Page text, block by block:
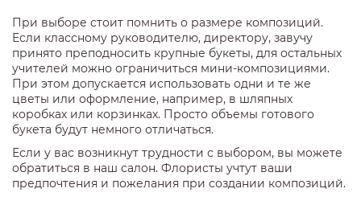
При выборе стоит помнить о размере композиций.
Если классному руководителю, директору, завучу
принято преподносить крупные букеты, для остальных
учителей можно ограничиться мини-композициями.
При этом допускается использовать одни и те же
цветы или оформление, например, в шляпных
коробках или корзинках. Просто объемы готового
букета будут немного отличаться.
Если у вас возникнут трудности с выбором, вы можете
обратиться в наш салон. Флористы учтут ваши
предпочтения и пожелания при создании композиций.